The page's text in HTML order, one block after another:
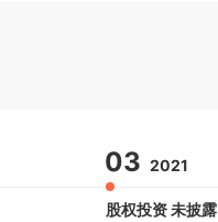
03 2021
股权投资 未披露